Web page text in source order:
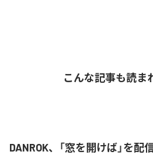
こんな記事も読ま
DANROK、「窓を開けば」を配